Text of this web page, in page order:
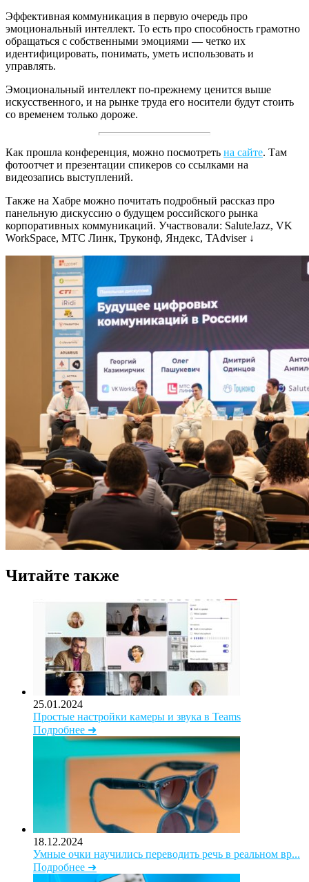
Эффективная коммуникация в первую очередь про
эмоциональный интеллект. То есть про способность грамотно
обращаться с собственными эмоциями — четко их
идентифицировать, понимать, уметь использовать и
управлять.
Эмоциональный интеллект по-прежнему ценится выше
искусственного, и на рынке труда его носители будут стоить
со временем только дороже.
Как прошла конференция, можно посмотреть на сайте. Там
фотоотчет и презентации спикеров со ссылками на
видеозапись выступлений.
Также на Хабре можно почитать подробный рассказ про
панельную дискуссию о будущем российского рынка
корпоративных коммуникаций. Участвовали: SaluteJazz, VK
WorkSpace, МТС Линк, Труконф, Яндекс, TAdviser ↓
Читайте также
25.01.2024
Простые настройки камеры и звука в Teams
Подробнее ➜
18.12.2024
Умные очки научились переводить речь в реальном вр...
Подробнее ➜